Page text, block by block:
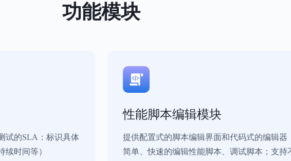
功能模块
试的SLA：标识具体
时间等）
性能脚本编辑模块
提供配置式的脚本编辑界面和代码式的编辑器
简单、快速的编辑性能脚本、调试脚本；支